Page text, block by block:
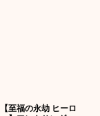
【至福の永劫 ヒーロ